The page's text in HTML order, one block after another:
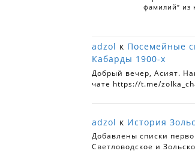
adzol к Посемейные
Кабарды 1900-х
Добрый вечер, Асият.
чате https://t.me/
adzol к История
Добавлены списки
Светловодское и